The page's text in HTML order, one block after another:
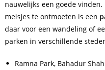
nauwelijks een goede
meisjes te ontmoeten is een
daar voor een wandeling of
parken in verschillende
Ramna Park, Bahadur